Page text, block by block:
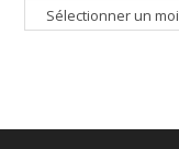
Recherche